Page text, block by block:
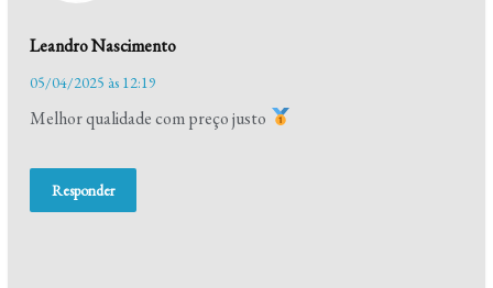
Leandro Nascimento
05/04/2025 às 12:19
Melhor qualidade com preço justo
Responder